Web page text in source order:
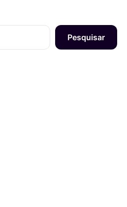
Pesquisar